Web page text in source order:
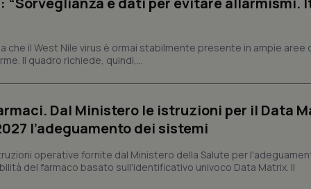
che il West Nile virus è ormai stabilmente presente in ampie aree
Il quadro richiede, quindi,...
Dal Ministero le istruzioni per il Data
l’adeguamento dei sistemi
operative fornite dal Ministero della Salute per
del farmaco basato sull'identificativo univoco Data Matrix. Il
Dominio
Scadenza Descrizione
.quotidianosanita.it
1 anno 1
Google LLC
.youtube.com
5 mesi 4
settimane
utilizzando la nuova o la vecchia versione
.youtube.com
5 mesi 4
settimane
Questo cookie è impostato da Youtube
delle preferenze dell'utente per i video di
nei siti; può anche determinare se il
Youtube.